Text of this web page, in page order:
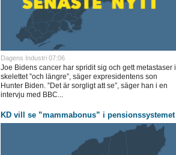
Dagens Industri 07:06
Joe Bidens cancer har spridit sig och gett metastaser i
skelettet ”och längre”, säger expresidentens son
Hunter Biden. ”Det är sorgligt att se”, säger han i en
intervju med BBC...
KD vill se ”mammabonus” i pensionssystemet